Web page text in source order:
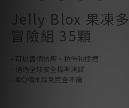
Jelly Blox 果凍
冒險組 35顆
- 可以盡情擠壓、拉伸和揉捏
- 通過全球安全標準測試
- 軟Q積木踩到完全不痛